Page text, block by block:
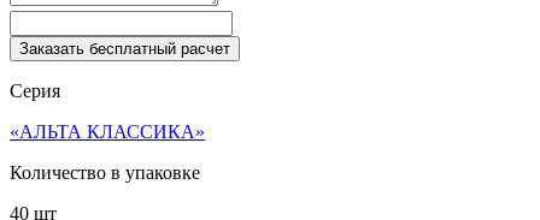
Заказать бесплатный расчет
Серия
«АЛЬТА КЛАССИКА»
Количество в упаковке
40 шт